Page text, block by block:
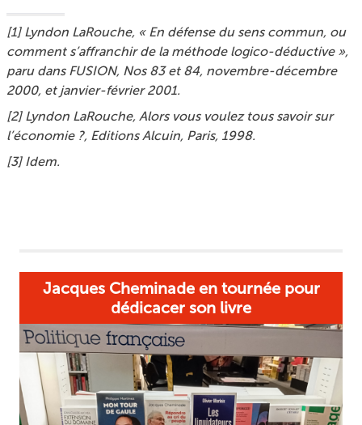
[1] Lyndon LaRouche, « En défense du sens commun, ou
comment s’affranchir de la méthode logico-déductive »,
paru dans FUSION, Nos 83 et 84, novembre-décembre
2000, et janvier-février 2001.
[2] Lyndon LaRouche, Alors vous voulez tous savoir sur
l’économie ?, Editions Alcuin, Paris, 1998.
[3] Idem.
Jacques Cheminade en tournée pour
dédicacer son livre